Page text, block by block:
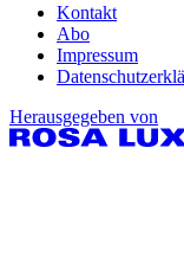
Kontakt
Abo
Impressum
Herausgegeben von